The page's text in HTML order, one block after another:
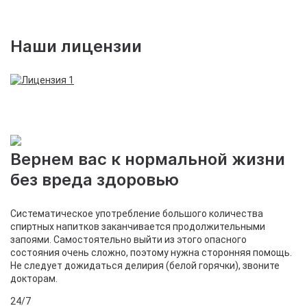
Наши лицензии
Вернем вас к нормальной жизни
без вреда здоровью
Систематическое употребление большого количества
спиртных напитков заканчивается продолжительными
запоями. Самостоятельно выйти из этого опасного
состояния очень сложно, поэтому нужна сторонняя помощь.
Не следует дожидаться делирия (белой горячки), звоните
докторам.
24/7